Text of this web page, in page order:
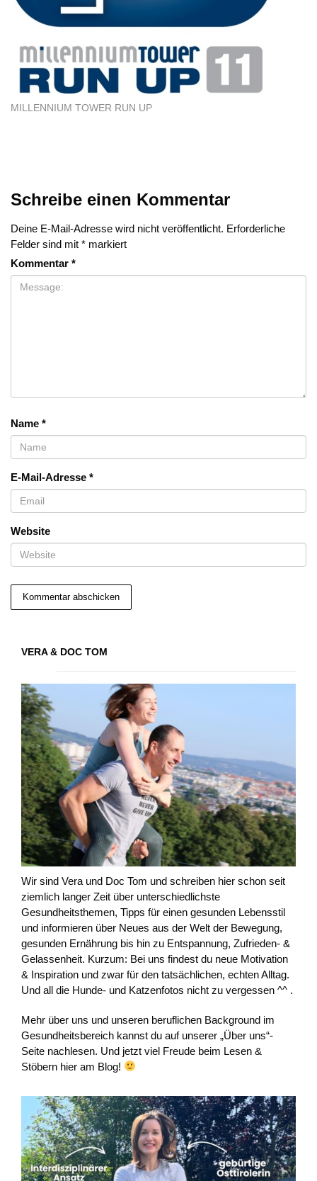
MILLENNIUM TOWER RUN UP
Schreibe einen Kommentar
Deine E-Mail-Adresse wird nicht veröffentlicht. Erforderliche
Felder sind mit * markiert
Kommentar *
Name *
E-Mail-Adresse *
Website
VERA & DOC TOM
Wir sind Vera und Doc Tom und schreiben hier schon seit
ziemlich langer Zeit über unterschiedlichste
Gesundheitsthemen, Tipps für einen gesunden Lebensstil
und informieren über Neues aus der Welt der Bewegung,
gesunden Ernährung bis hin zu Entspannung, Zufrieden- &
Gelassenheit. Kurzum: Bei uns findest du neue Motivation
& Inspiration und zwar für den tatsächlichen, echten Alltag.
Und all die Hunde- und Katzenfotos nicht zu vergessen ^^ .
Mehr über uns und unseren beruflichen Background im
Gesundheitsbereich kannst du auf unserer „Über uns“-
Seite nachlesen. Und jetzt viel Freude beim Lesen &
Stöbern hier am Blog!